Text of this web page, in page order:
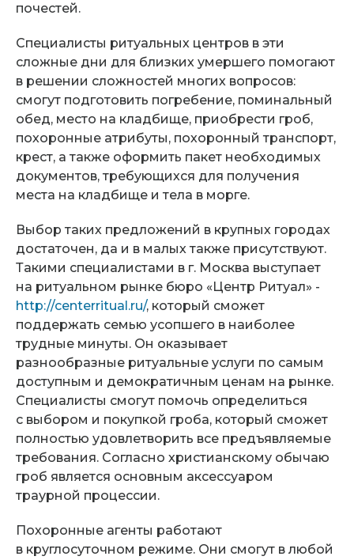
почестей.
Специалисты ритуальных центров в эти
сложные дни для близких умершего помогают
в решении сложностей многих вопросов:
смогут подготовить погребение, поминальный
обед, место на кладбище, приобрести гроб,
похоронные атрибуты, похоронный транспорт,
крест, а также оформить пакет необходимых
документов, требующихся для получения
места на кладбище и тела в морге.
Выбор таких предложений в крупных городах
достаточен, да и в малых также присутствуют.
Такими специалистами в г. Москва выступает
на ритуальном рынке бюро «Центр Ритуал» -
http://centerritual.ru/, который сможет
поддержать семью усопшего в наиболее
трудные минуты. Он оказывает
разнообразные ритуальные услуги по самым
доступным и демократичным ценам на рынке.
Специалисты смогут помочь определиться
с выбором и покупкой гроба, который сможет
полностью удовлетворить все предъявляемые
требования. Согласно христианскому обычаю
гроб является основным аксессуаром
траурной процессии.
Похоронные агенты работают
в круглосуточном режиме. Они смогут в любой